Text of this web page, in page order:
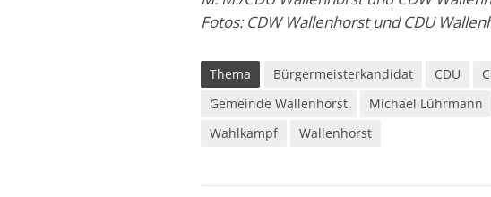
Fotos: CDW Wallenhorst und CDU
Thema Bürgermeisterkandidat CDU
Gemeinde Wallenhorst
Michael Lührmann
Wahlkampf
Wallenhorst